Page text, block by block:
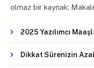
olmaz bir kaynak:
2025 Yazılımcı
Dikkat Sürenizin